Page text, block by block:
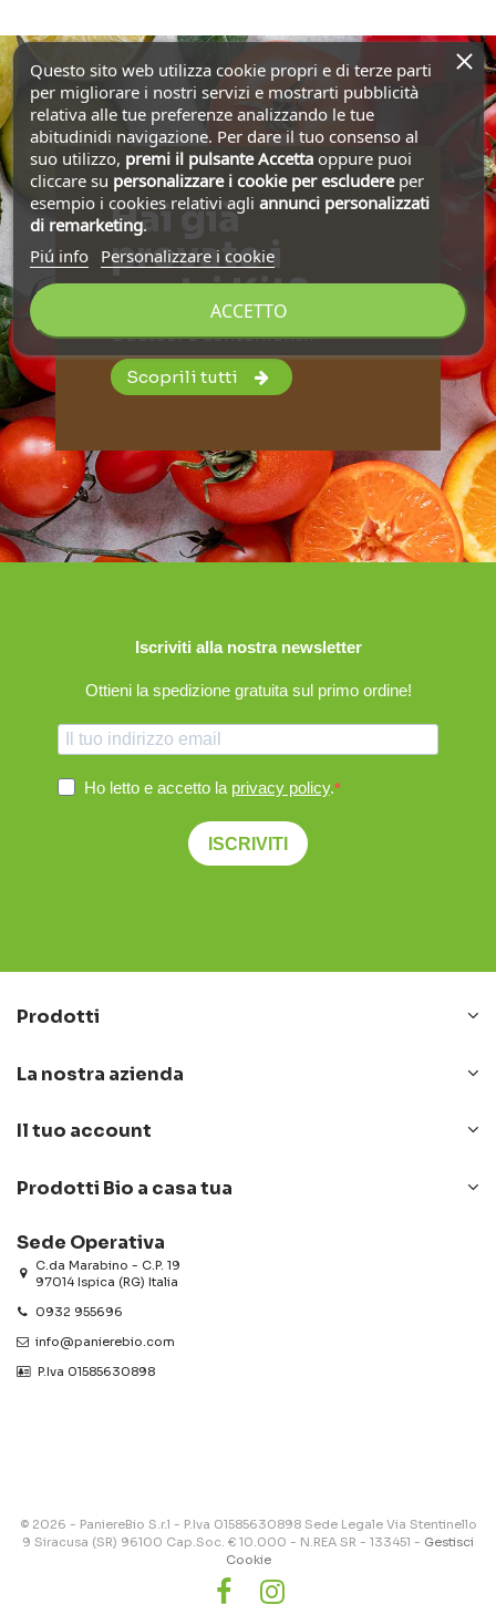
Hai già
provato i
nostri Kit?
Gustosi e convenienti!
Scoprili tutti
Iscriviti alla nostra newsletter
Ottieni la spedizione gratuita sul primo ordine!
Ho letto e accetto la privacy policy.
ISCRIVITI
Prodotti
La nostra azienda
Il tuo account
Prodotti Bio a casa tua
Sede Operativa
C.da Marabino - C.P. 19
97014 Ispica (RG) Italia
0932 955696
info@panierebio.com
‎‎‎‎‎ P.Iva 01585630898
Questo sito web utilizza cookie propri e di terze parti
per migliorare i nostri servizi e mostrarti pubblicità
relativa alle tue preferenze analizzando le tue
abitudinidi navigazione. Per dare il tuo consenso al
suo utilizzo, premi il pulsante Accettaoppure puoi
cliccare su personalizzare i cookie per escludereper
esempio i cookies relativi agli annunci personalizzati
di remarketing.
Piú info
Personalizzare i cookie
ACCETTO
© 2026 - PaniereBio S.r.l - P.Iva 01585630898 Sede Legale Via Stentinello
9 Siracusa (SR) 96100 Cap.Soc. € 10.000 - N.REA SR - 133451 - Gestisci
Cookie